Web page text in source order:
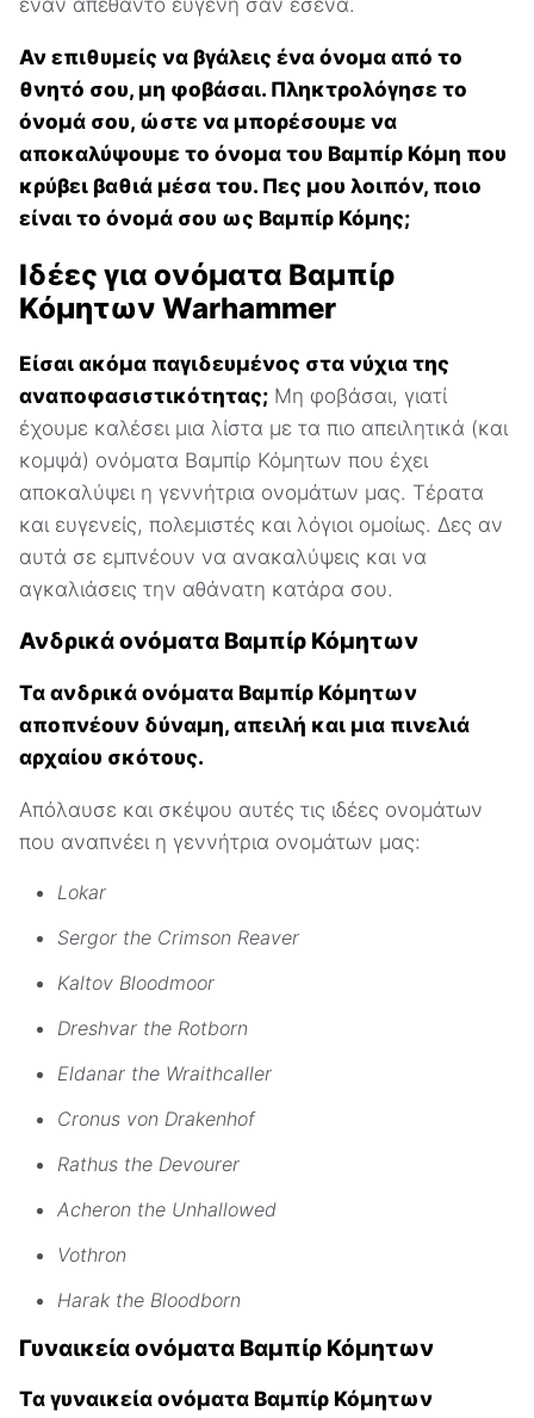
Αν επιθυμείς να βγάλεις ένα όνομα από το
θνητό σου, μη φοβάσαι. Πληκτρολόγησε το
όνομά σου, ώστε να μπορέσουμε να
αποκαλύψουμε το όνομα του Βαμπίρ Κόμη που
κρύβει βαθιά μέσα του. Πες μου λοιπόν, ποιο
είναι το όνομά σου ως Βαμπίρ Κόμης;
Ιδέες για ονόματα Βαμπίρ
Κόμητων Warhammer
Είσαι ακόμα παγιδευμένος στα νύχια της
αναποφασιστικότητας; Μη φοβάσαι, γιατί
έχουμε καλέσει μια λίστα με τα πιο απειλητικά (και
κομψά) ονόματα Βαμπίρ Κόμητων που έχει
αποκαλύψει η γεννήτρια ονομάτων μας. Τέρατα
και ευγενείς, πολεμιστές και λόγιοι ομοίως. Δες αν
αυτά σε εμπνέουν να ανακαλύψεις και να
αγκαλιάσεις την αθάνατη κατάρα σου.
Ανδρικά ονόματα Βαμπίρ Κόμητων
Τα ανδρικά ονόματα Βαμπίρ Κόμητων
αποπνέουν δύναμη, απειλή και μια πινελιά
αρχαίου σκότους.
Απόλαυσε και σκέψου αυτές τις ιδέες ονομάτων
που αναπνέει η γεννήτρια ονομάτων μας:
Lokar
Sergor the Crimson Reaver
Kaltov Bloodmoor
Dreshvar the Rotborn
Eldanar the Wraithcaller
Cronus von Drakenhof
Rathus the Devourer
Acheron the Unhallowed
Vothron
Harak the Bloodborn
Γυναικεία ονόματα Βαμπίρ Κόμητων
Τα γυναικεία ονόματα Βαμπίρ Κόμητων